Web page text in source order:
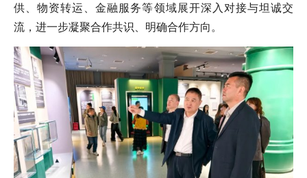
供、物资转运、金融服务等领域展开深入对接与坦诚交
流，进一步凝聚合作共识、明确合作方向。